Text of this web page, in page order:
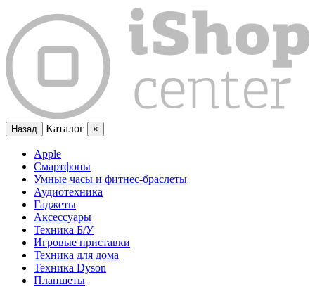
Назад Каталог ×
Apple
Смартфоны
Умные часы и фитнес-браслеты
Аудиотехника
Гаджеты
Аксессуары
Техника Б/У
Игровые приставки
Техника для дома
Техника Dyson
Планшеты